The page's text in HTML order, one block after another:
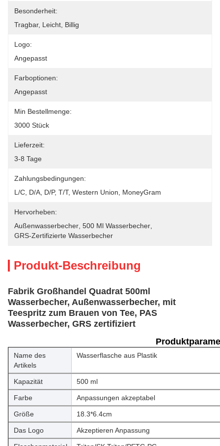
Besonderheit:
Tragbar, Leicht, Billig
Logo:
Angepasst
Farboptionen:
Angepasst
Min Bestellmenge:
3000 Stück
Lieferzeit:
3-8 Tage
Zahlungsbedingungen:
L/C, D/A, D/P, T/T, Western Union, MoneyGram
Hervorheben:
Außenwasserbecher 500 Ml Wasserbecher
GRS-Zertifizierte Wasserbecher
Produkt-Beschreibung
Fabrik Großhandel Quadrat 500ml
Wasserbecher, Außenwasserbecher, mit
Teespritz zum Brauen von Tee, PAS
Wasserbecher, GRS zertifiziert
Name des
Artikels
Wasserflasche aus Plastik
Kapazität 500 ml
Farbe Anpassungen akzeptabel
Größe 18.3*6.4cm
Das Logo Akzeptieren Anpassung